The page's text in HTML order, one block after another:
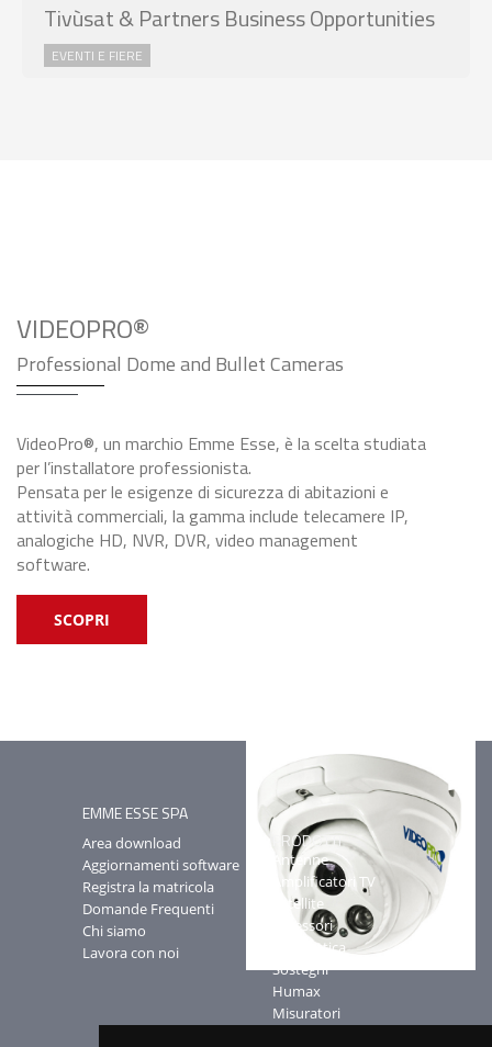
Tivùsat & Partners Business Opportunities
EVENTI E FIERE
VIDEOPRO®
Professional Dome and Bullet Cameras
VideoPro®, un marchio Emme Esse, è la scelta studiata
per l’installatore professionista.
Pensata per le esigenze di sicurezza di abitazioni e
attività commerciali, la gamma include telecamere IP,
analogiche HD, NVR, DVR, video management
software.
SCOPRI
EMME ESSE SPA
Area download
Aggiornamenti software
Registra la matricola
Domande Frequenti
Chi siamo
Lavora con noi
PRODOTTI
Antenne
Amplificatori TV
Satellite
Accessori
Fibra ottica
Sostegni
Humax
Misuratori